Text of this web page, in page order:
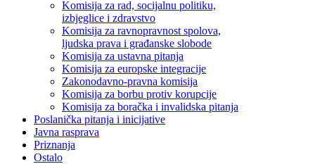
Komisija za rad, socijalnu politiku,
izbjeglice i zdravstvo
Komisija za ravnopravnost spolova,
ljudska prava i građanske slobode
Komisija za ustavna pitanja
Komisija za europske integracije
Zakonodavno-pravna komisija
Komisija za borbu protiv korupcije
Komisija za boračka i invalidska pitanja
Poslanička pitanja i inicijative
Javna rasprava
Priznanja
Ostalo